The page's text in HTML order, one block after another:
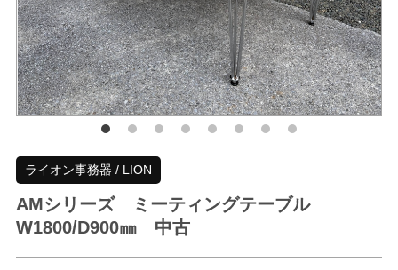
ライオン事務器 / LION
AMシリーズ ミーティングテーブル
W1800/D900㎜ 中古